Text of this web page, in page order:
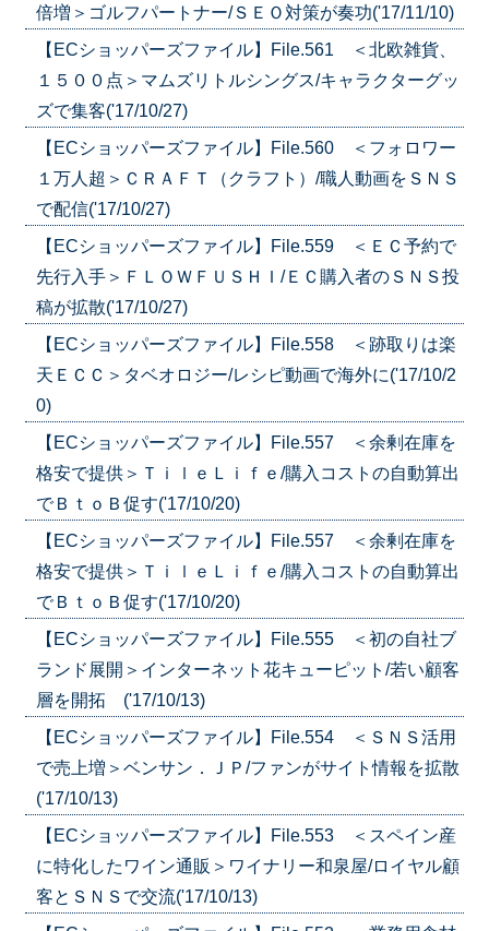
倍増＞ゴルフパートナー/ＳＥＯ対策が奏功('17/11/10)
【ECショッパーズファイル】File.561 ＜北欧雑貨、
１５００点＞マムズリトルシングス/キャラクターグッ
ズで集客('17/10/27)
【ECショッパーズファイル】File.560 ＜フォロワー
１万人超＞ＣＲＡＦＴ（クラフト）/職人動画をＳＮＳ
で配信('17/10/27)
【ECショッパーズファイル】File.559 ＜ＥＣ予約で
先行入手＞ＦＬＯＷＦＵＳＨＩ/ＥＣ購入者のＳＮＳ投
稿が拡散('17/10/27)
【ECショッパーズファイル】File.558 ＜跡取りは楽
天ＥＣＣ＞タベオロジー/レシピ動画で海外に('17/10/2
0)
【ECショッパーズファイル】File.557 ＜余剰在庫を
格安で提供＞ＴｉｌｅＬｉｆｅ/購入コストの自動算出
でＢｔｏＢ促す('17/10/20)
【ECショッパーズファイル】File.557 ＜余剰在庫を
格安で提供＞ＴｉｌｅＬｉｆｅ/購入コストの自動算出
でＢｔｏＢ促す('17/10/20)
【ECショッパーズファイル】File.555 ＜初の自社ブ
ランド展開＞インターネット花キューピット/若い顧客
層を開拓 ('17/10/13)
【ECショッパーズファイル】File.554 ＜ＳＮＳ活用
で売上増＞ベンサン．ＪＰ/ファンがサイト情報を拡散
('17/10/13)
【ECショッパーズファイル】File.553 ＜スペイン産
に特化したワイン通販＞ワイナリー和泉屋/ロイヤル顧
客とＳＮＳで交流('17/10/13)